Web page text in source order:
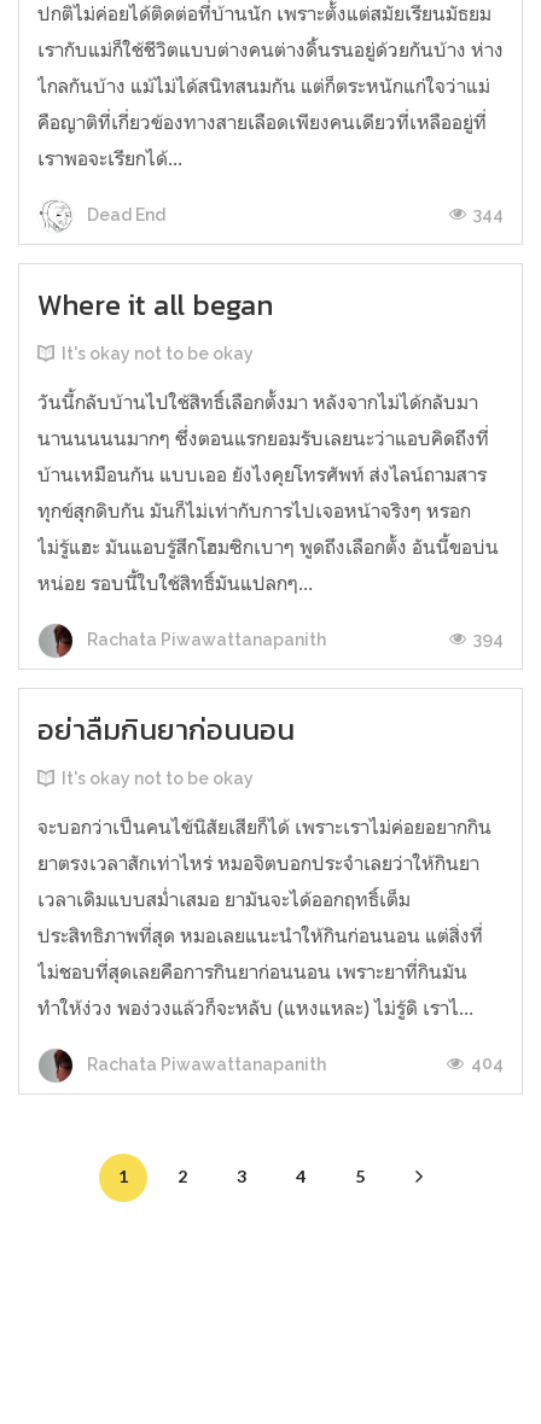
ปกติไม่ค่อยได้ติดต่อที่บ้านนัก เพราะตั้งแต่สมัยเรียนมัธยม
เรากับแม่ก็ใช้ชีวิตแบบต่างคนต่างดิ้นรนอยู่ด้วยกันบ้าง ห่าง
ไกลกันบ้าง แม้ไม่ได้สนิทสนมกัน แต่ก็ตระหนักแก่ใจว่าแม่
คือญาติที่เกี่ยวข้องทางสายเลือดเพียงคนเดียวที่เหลืออยู่ที่
เราพอจะเรียกได้...
Dead End 344
Where it all began
It's okay not to be okay
วันนี้กลับบ้านไปใช้สิทธิ์เลือกตั้งมา หลังจากไม่ได้กลับมา
นานนนนนมากๆ ซึ่งตอนแรกยอมรับเลยนะว่าแอบคิดถึงที่
บ้านเหมือนกัน แบบเออ ยังไงคุยโทรศัพท์ ส่งไลน์ถามสาร
ทุกข์สุกดิบกัน มันก็ไม่เท่ากับการไปเจอหน้าจริงๆ หรอก
ไม่รู้แฮะ มันแอบรู้สึกโฮมซิกเบาๆ พูดถึงเลือกตั้ง อันนี้ขอบ่น
หน่อย รอบนี้ใบใช้สิทธิ์มันแปลกๆ...
Rachata Piwawattanapanith 394
อย่าลืมกินยาก่อนนอน
It's okay not to be okay
จะบอกว่าเป็นคนไข้นิสัยเสียก็ได้ เพราะเราไม่ค่อยอยากกิน
ยาตรงเวลาสักเท่าไหร่ หมอจิตบอกประจำเลยว่าให้กินยา
เวลาเดิมแบบสม่ำเสมอ ยามันจะได้ออกฤทธิ์เต็ม
ประสิทธิภาพที่สุด หมอเลยแนะนำให้กินก่อนนอน แต่สิ่งที่
ไม่ชอบที่สุดเลยคือการกินยาก่อนนอน เพราะยาที่กินมัน
ทำให้ง่วง พอง่วงแล้วก็จะหลับ (แหงแหละ) ไม่รู้ดิ เราไ...
Rachata Piwawattanapanith 404
1 2 3 4 5